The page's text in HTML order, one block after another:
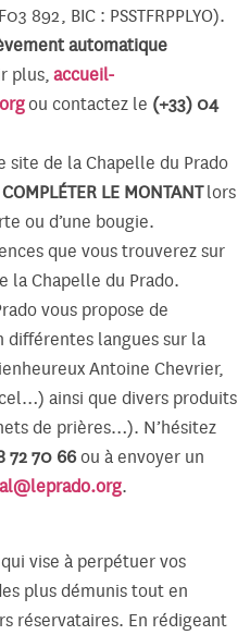
892, BIC : PSSTFRPPLYO).
automatique
plus,accueil-
ou contactez le (+33) 04
site de la Chapelle du Prado
COMPLÉTER LE MONTANTlors
ou d’une bougie.
que vous trouverez sur
la Chapelle du Prado.
vous propose de
différentes langues sur la
Antoine Chevrier,
ainsi que divers produits
de prières…). N’hésitez
72 70 66ou à envoyer un
.
vise à perpétuer vos
plus démunis tout en
réservataires. En rédigeant